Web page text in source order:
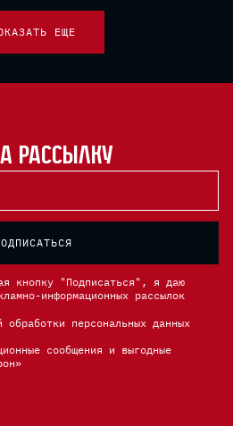
ЕЩЕ
рассылку
кнопку "Подписаться", я даю
информационных рассылок
персональных данных
сообщения и выгодные